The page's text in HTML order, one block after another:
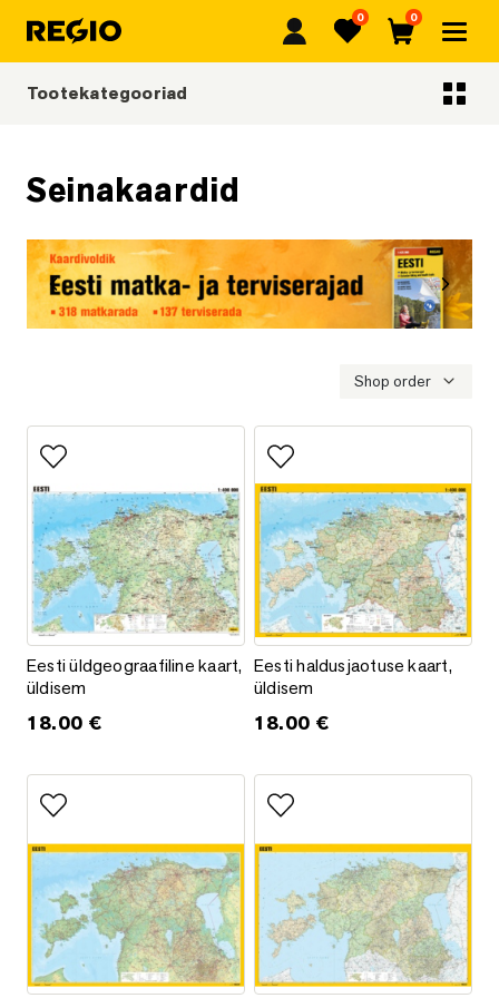
Regio Lemmikud
0
Ostukorv
0
Seinakaardid
Shop order
Lisa lemmikutesse
Eesti üldgeograafiline kaart, üldisem
Eesti üldgeograafiline kaart,
üldisem
18.00 €
Lisa lemmikutesse
Eesti haldusjaotuse kaart,
Eesti haldusjaotuse kaart,
üldisem
18.00 €
Tootekategooriad